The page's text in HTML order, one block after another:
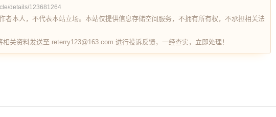
details/123681264
者本人，不代表本站立场。本站仅提供信息存储空间服务，不拥有所有权，不承担相关法
关资料发送至 reterry123@163.com 进行投诉反馈，一经查实，立即处理！